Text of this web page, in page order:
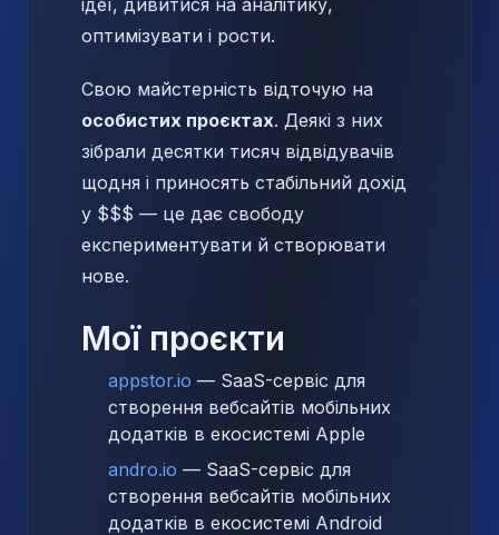
ідеї, дивитися на аналітику,
оптимізувати і рости.
Свою майстерність відточую на
особистих проєктах. Деякі з них
зібрали десятки тисяч відвідувачів
щодня і приносять стабільний дохід
у $$$ — це дає свободу
експериментувати й створювати
нове.
Мої проєкти
appstor.io — SaaS-сервіс для
створення вебсайтів мобільних
додатків в екосистемі Apple
andro.io — SaaS-сервіс для
створення вебсайтів мобільних
додатків в екосистемі Android